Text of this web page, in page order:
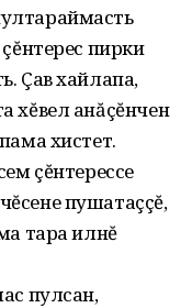
пирки
Çав хайлапа,
хĕвел анăçĕнчен
хистет.
çĕнтерессе
пушатаççĕ,
тара илнĕ
пулсан,